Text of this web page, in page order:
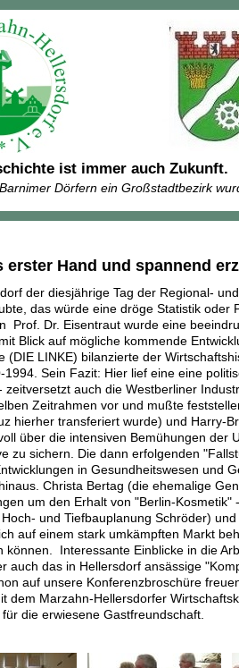
ist immer auch Zukunft.
Dörfern ein Großstadtbezirk
Hand und spannend
der diesjährige Tag der Regional-
das würde eine dröge Statistik oder
Prof. Dr. Eisentraut wurde eine
Blick auf mögliche kommende
(DIE LINKE) bilanzierte der
Sein Fazit: Hier lief eine eine
auch die Westberliner
Zeitrahmen vor und mußte
hierher transferiert wurde) und Harry-
über die intensiven Bemühungen
zu sichern. Die dann erfolgenden
in Gesundheitswesen und
Christa Bertag (die ehemalige
um den Erhalt von "Berlin-
und Tiefbauplanung Schröder)
auf einem stark umkämpften Markt
können. Interessante Einblicke in die
auch das in Hellersdorf ansässige
auf unsere Konferenzbroschüre
dem Marzahn-Hellersdorfer
die erwiesene Gastfreundschaft.